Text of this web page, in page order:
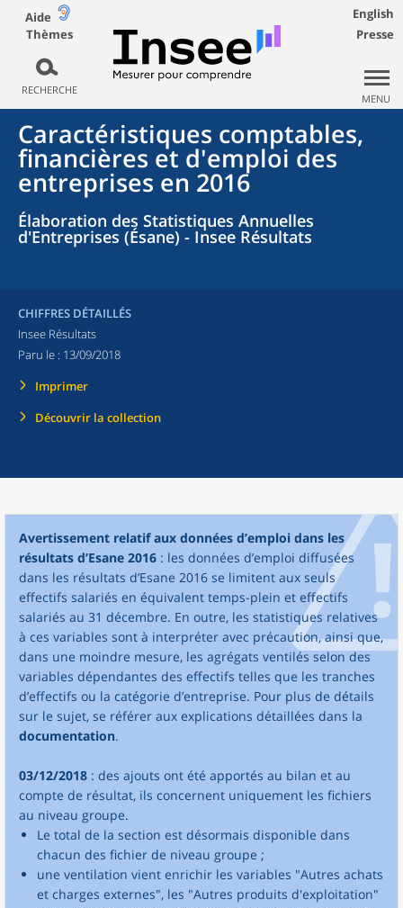
Aide
Thèmes
RECHERCHE
English
Presse
MENU
Caractéristiques comptables,
financières et d'emploi des
entreprises en 2016
Élaboration des Statistiques Annuelles
d'Entreprises (Ésane) - Insee Résultats
CHIFFRES DÉTAILLÉS
Insee Résultats
Paru le : 13/09/2018
Imprimer
Découvrir la collection
Avertissement relatif aux données d’emploi dans les
résultats d’Esane 2016 : les données d’emploi diffusées
dans les résultats d’Esane 2016 se limitent aux seuls
effectifs salariés en équivalent temps-plein et effectifs
salariés au 31 décembre. En outre, les statistiques relatives
à ces variables sont à interpréter avec précaution, ainsi que,
dans une moindre mesure, les agrégats ventilés selon des
variables dépendantes des effectifs telles que les tranches
d’effectifs ou la catégorie d’entreprise. Pour plus de détails
sur le sujet, se référer aux explications détaillées dans la
documentation.
03/12/2018 : des ajouts ont été apportés au bilan et au
compte de résultat, ils concernent uniquement les fichiers
au niveau groupe.
Le total de la section est désormais disponible dans
chacun des fichier de niveau groupe ;
une ventilation vient enrichir les variables "Autres achats
et charges externes", les "Autres produits d'exploitation"